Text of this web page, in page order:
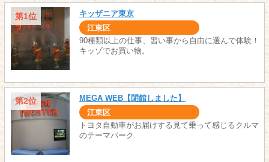
第1位 キッザニア東京
江東区
90種類以上の仕事、習い事から自由に選んで体験！
キッゾでお買い物。
第2位 MEGA WEB【閉館しました】
江東区
トヨタ自動車がお届けする見て乗って感じるクルマ
のテーマパーク